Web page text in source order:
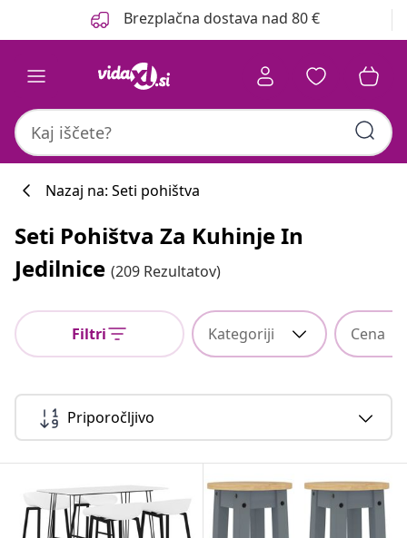
Brezplačna dostava nad 80 €
Nazaj na: Seti pohištva
Seti Pohištva Za Kuhinje In
Jedilnice (209 Rezultatov)
Filtri Kategoriji Cena
Priporočljivo